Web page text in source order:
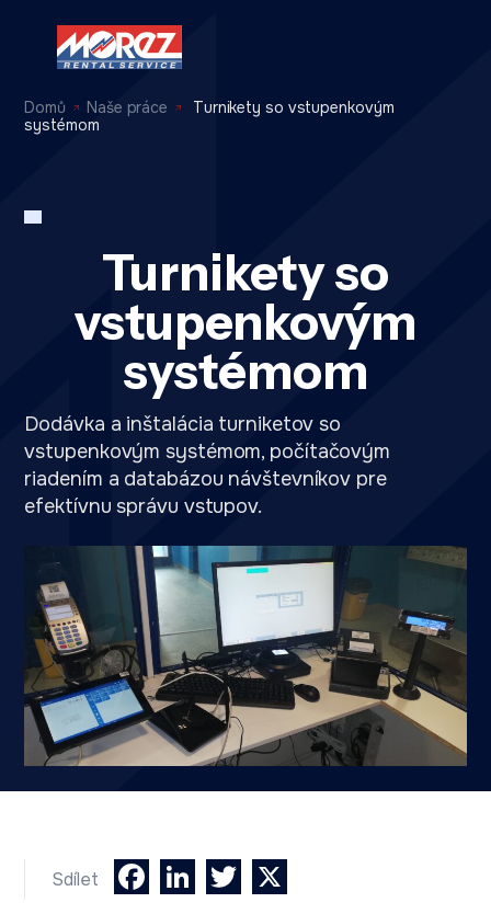
Domů Naše práce
Turnikety so vstupenkovým
systémom
Turnikety so
vstupenkovým
systémom
Dodávka a inštalácia turniketov so
vstupenkovým systémom, počítačovým
riadením a databázou návštevníkov pre
efektívnu správu vstupov.
Sdílet Facebook
LinkedIn
Twitter